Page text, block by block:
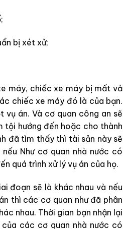
bị xét xử;
máy, chiếc xe máy bị mất vả
chiếc xe máy đó là của bạn.
án. Và cơ quan công an sẽ
tội hướng đến hoặc cho thành
đã tìm thấy thì tài sản này sẽ
Như cơ quan nhà nước có
quá trình xử lý vụ án của họ.
đoạn sẽ là khác nhau và nếu
thì các cơ quan như đã phân
nhau. Thời gian bạn nhận lại
các cơ quan nhà nước có